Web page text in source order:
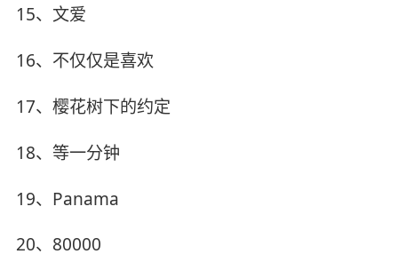
15、文爱
16、不仅仅是喜欢
17、樱花树下的约定
18、等一分钟
19、Panama
20、80000